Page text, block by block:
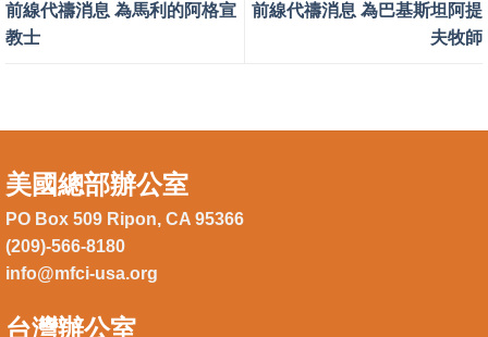
前線代禱消息 為馬利的阿格宣
教士
前線代禱消息 為巴基斯坦阿提
夫牧師
美國總部辦公室
PO Box 509 Ripon, CA 95366
(209)-566-8180
info@mfci-usa.org
台灣辦公室